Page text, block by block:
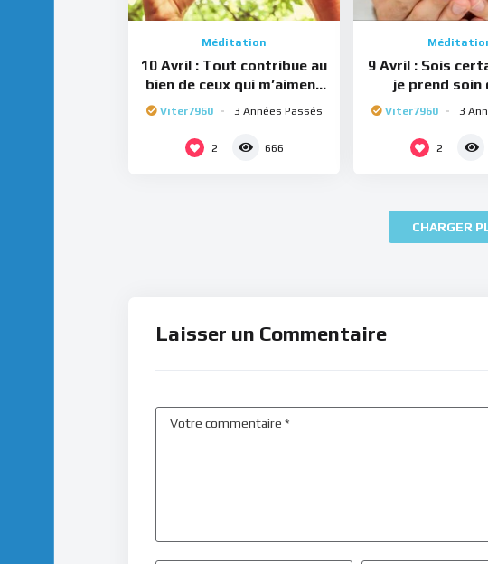
Méditation
10 Avril : Tout contribue au
bien de ceux qui m’aiment
(Méditation)
Viter7960 3 Années Passés
2 666
9 Avril : Sois
je prend soin
Viter7960 3
2
CHARGER
Laisser un Commentaire